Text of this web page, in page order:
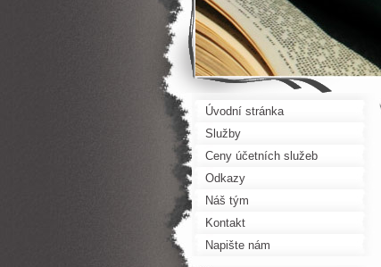
Úvodní stránka
Služby
Ceny účetních služeb
Odkazy
Náš tým
Kontakt
Napište nám